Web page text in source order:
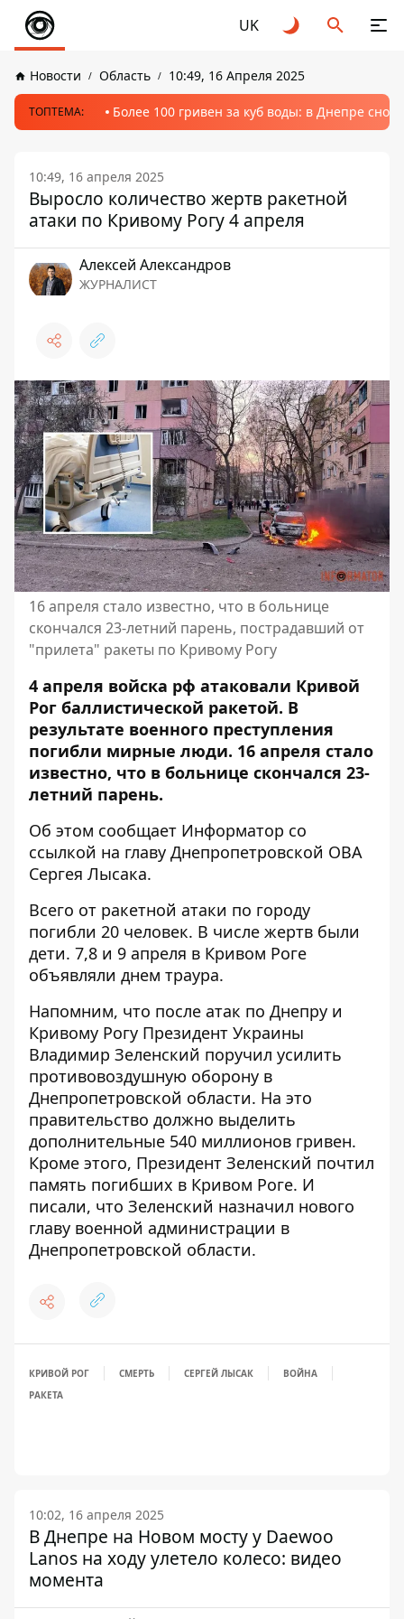
UK
Новости Область 10:49, 16 Апреля 2025
ТОПТЕМА: Более 100 гривен за куб воды: в Днепре
10:49, 16 апреля 2025
Выросло количество жертв ракетной
атаки по Кривому Рогу 4 апреля
Алексей Александров
ЖУРНАЛИСТ
16 апреля стало известно, что в больнице
скончался 23-летний парень, пострадавший от
"прилета" ракеты по Кривому Рогу
4 апреля войска рф атаковали Кривой
Рог баллистической ракетой. В
результате военного преступления
погибли мирные люди. 16 апреля стало
известно, что в больнице скончался 23-
летний парень.
Об этом сообщает Информатор со
ссылкой на главу Днепропетровской ОВА
Сергея Лысака.
Всего от ракетной атаки по городу
погибли 20 человек. В числе жертв были
дети. 7,8 и 9 апреля в Кривом Роге
объявляли днем ​​траура.
Напомним, что после атак по Днепру и
Кривому Рогу Президент Украины
Владимир Зеленский поручил усилить
противовоздушную оборону в
Днепропетровской области. На это
правительство должно выделить
дополнительные 540 миллионов гривен.
Кроме этого, Президент Зеленский почтил
память погибших в Кривом Роге. И
писали, что Зеленский назначил нового
главу военной администрации в
Днепропетровской области.
КРИВОЙ РОГ СМЕРТЬ СЕРГЕЙ ЛЫСАК
ВОЙНА
РАКЕТА
10:02, 16 апреля 2025
В Днепре на Новом мосту у Daewoo
Lanos на ходу улетело колесо: видео
момента